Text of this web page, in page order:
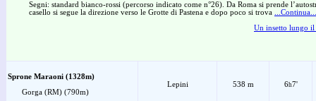
Segni: standard bianco-rossi (percorso indicato come n°26). Da Roma si prende
casello si segue la direzione verso le Grotte di Pastena e dopo poco si trova
...Continua...
Un insetto lungo il
Sprone Maraoni (1328m)
Gorga (RM) (790m)
Lepini 538 m 6h7'